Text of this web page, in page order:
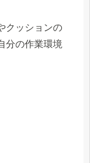
クッションの
分の作業環境